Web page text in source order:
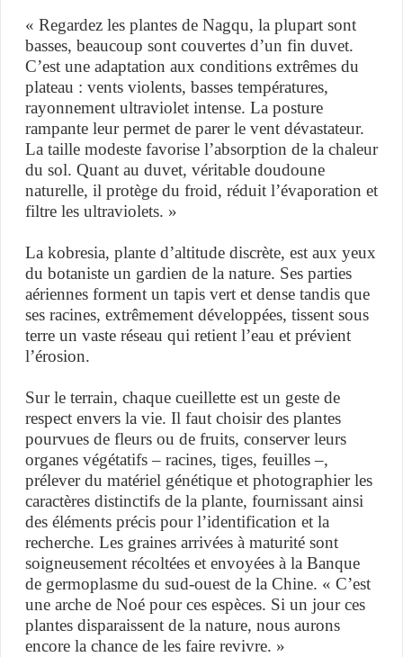
« Regardez les plantes de Nagqu, la plupart sont
basses, beaucoup sont couvertes d’un fin duvet.
C’est une adaptation aux conditions extrêmes du
plateau : vents violents, basses températures,
rayonnement ultraviolet intense. La posture
rampante leur permet de parer le vent dévastateur.
La taille modeste favorise l’absorption de la chaleur
du sol. Quant au duvet, véritable doudoune
naturelle, il protège du froid, réduit l’évaporation et
filtre les ultraviolets. »
La kobresia, plante d’altitude discrète, est aux yeux
du botaniste un gardien de la nature. Ses parties
aériennes forment un tapis vert et dense tandis que
ses racines, extrêmement développées, tissent sous
terre un vaste réseau qui retient l’eau et prévient
l’érosion.
Sur le terrain, chaque cueillette est un geste de
respect envers la vie. Il faut choisir des plantes
pourvues de fleurs ou de fruits, conserver leurs
organes végétatifs – racines, tiges, feuilles –,
prélever du matériel génétique et photographier les
caractères distinctifs de la plante, fournissant ainsi
des éléments précis pour l’identification et la
recherche. Les graines arrivées à maturité sont
soigneusement récoltées et envoyées à la Banque
de germoplasme du sud-ouest de la Chine. « C’est
une arche de Noé pour ces espèces. Si un jour ces
plantes disparaissent de la nature, nous aurons
encore la chance de les faire revivre. »